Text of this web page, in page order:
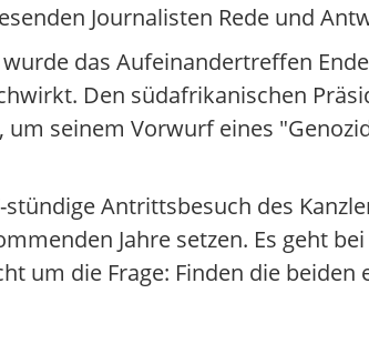
Journalisten Rede und
das Aufeinandertreffen
Den südafrikanischen
seinem Vorwurf eines
Antrittsbesuch des
Jahre setzen. Es geht
um die Frage: Finden die beiden